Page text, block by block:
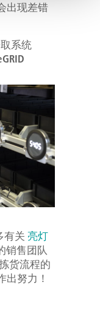
出现差错
系统
有关 亮灯
销售团队
货流程的
出努力！